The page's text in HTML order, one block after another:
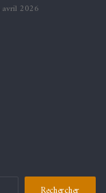
30 avril 2026
Rechercher :